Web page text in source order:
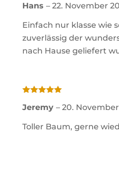
mit5von
Hans – 22. November
Einfach nur klasse wie
zuverlässig der
nach Hause geliefert
mit5von
Jeremy – 20. November
Toller Baum, gerne